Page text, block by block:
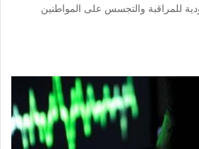
للمراقبة والتجسس على المواطنين